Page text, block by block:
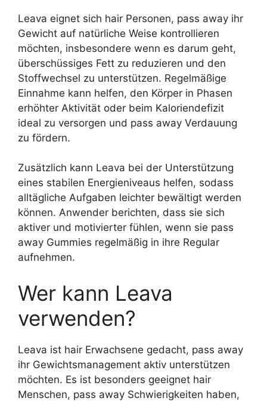
Leava eignet sich hair Personen, pass away ihr
Gewicht auf natürliche Weise kontrollieren
möchten, insbesondere wenn es darum geht,
überschüssiges Fett zu reduzieren und den
Stoffwechsel zu unterstützen. Regelmäßige
Einnahme kann helfen, den Körper in Phasen
erhöhter Aktivität oder beim Kaloriendefizit
ideal zu versorgen und pass away Verdauung
zu fördern.
Zusätzlich kann Leava bei der Unterstützung
eines stabilen Energieniveaus helfen, sodass
alltägliche Aufgaben leichter bewältigt werden
können. Anwender berichten, dass sie sich
aktiver und motivierter fühlen, wenn sie pass
away Gummies regelmäßig in ihre Regular
aufnehmen.
Wer kann Leava
verwenden?
Leava ist hair Erwachsene gedacht, pass away
ihr Gewichtsmanagement aktiv unterstützen
möchten. Es ist besonders geeignet hair
Menschen, pass away Schwierigkeiten haben,